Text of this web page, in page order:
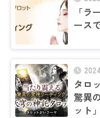
「ラ
ース
タロ
驚異
ット」